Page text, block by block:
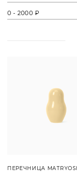
0 - 2000 ₽
ПЕРЕЧНИЦА